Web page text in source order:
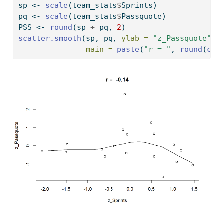
sp <- scale (team_stats$Sprints)
pq <- scale (team_stats$Passquote)
PSS <- round (sp + pq, 2)
scatter.smooth (sp, pq, ylab = "z_Passquote"
main = paste ( "r = " , round (cor